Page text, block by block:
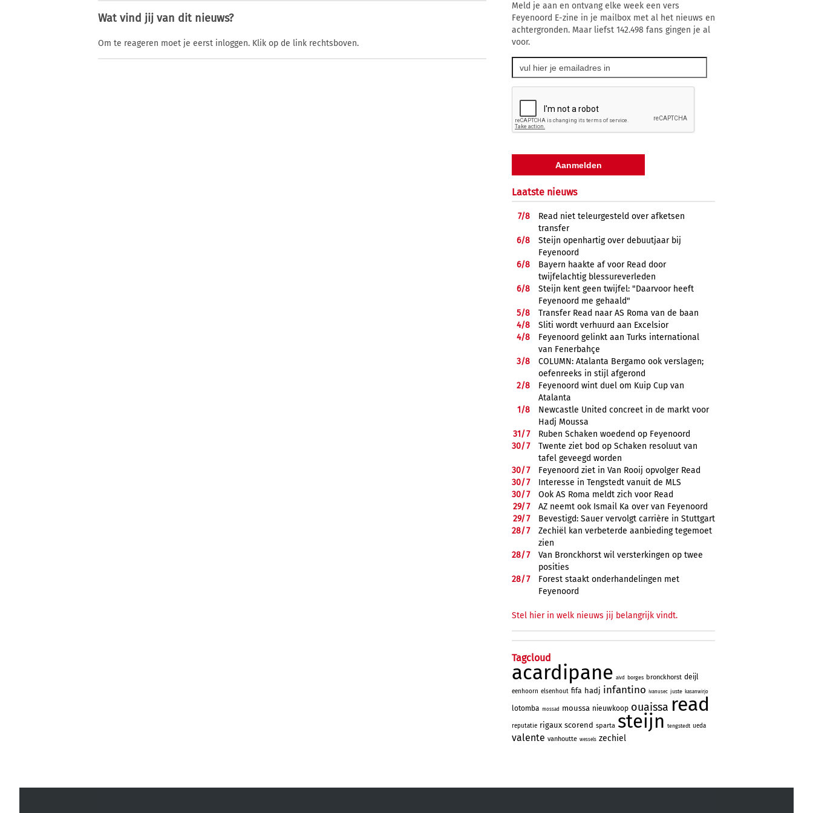
Wat vind jij van dit nieuws?
Om te reageren moet je eerst inloggen. Klik op de link rechtsboven.
Meld je aan en ontvang elke week een vers
Feyenoord E-zine in je mailbox met al het nieuws en
achtergronden. Maar liefst 142.498 fans gingen je al
voor.
Laatste nieuws
7/8
Read niet teleurgesteld over afketsen
transfer
6/8
Steijn openhartig over debuutjaar bij
Feyenoord
6/8
Bayern haakte af voor Read door
twijfelachtig blessureverleden
6/8
Steijn kent geen twijfel: "Daarvoor heeft
Feyenoord me gehaald"
5/8
Transfer Read naar AS Roma van de baan
4/8
Sliti wordt verhuurd aan Excelsior
4/8
Feyenoord gelinkt aan Turks international
van Fenerbahçe
3/8
COLUMN: Atalanta Bergamo ook verslagen;
oefenreeks in stijl afgerond
2/8
Feyenoord wint duel om Kuip Cup van
Atalanta
1/8
Newcastle United concreet in de markt voor
Hadj Moussa
31/7
Ruben Schaken woedend op Feyenoord
30/7
Twente ziet bod op Schaken resoluut van
tafel geveegd worden
30/7
Feyenoord ziet in Van Rooij opvolger Read
30/7
Interesse in Tengstedt vanuit de MLS
30/7
Ook AS Roma meldt zich voor Read
29/7
AZ neemt ook Ismail Ka over van Feyenoord
29/7
Bevestigd: Sauer vervolgt carrière in Stuttgart
28/7
Zechiël kan verbeterde aanbieding tegemoet
zien
28/7
Van Bronckhorst wil versterkingen op twee
posities
28/7
Forest staakt onderhandelingen met
Feyenoord
Stel hier in welk nieuws jij belangrijk vindt.
Tagcloud
acardipane aivd borges bronckhorst deijl
eenhoorn elsenhout fifa hadj infantino ivanusec juste kasanwirjo
lotomba mossad moussa nieuwkoop ouaissa read
reputatie rigaux scorend sparta steijn tengstedt ueda
valente vanhoutte wessels zechiel